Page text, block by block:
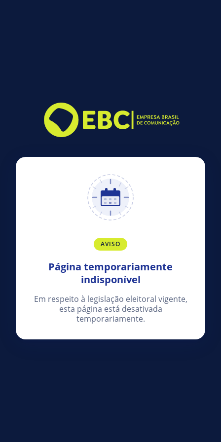
AVISO
Página temporariamente
indisponível
Em respeito à legislação eleitoral vigente,
esta página está desativada
temporariamente.